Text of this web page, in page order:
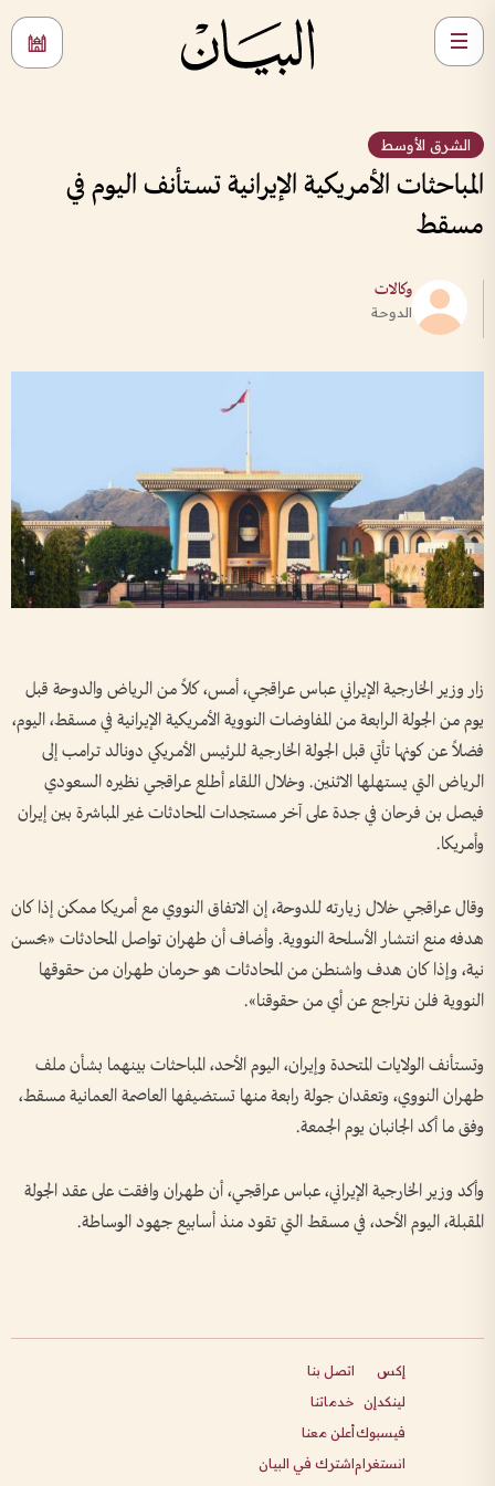
الشرق الأوسط
المباحثات الأمريكية الإيرانية تسـتأنف اليوم في
مسقط
وكالات
الدوحة
زار وزير الخارجية الإيراني عباس عراقجي، أمس، كلاً من الرياض والدوحة قبل
يوم من الجولة الرابعة من المفاوضات النووية الأمريكية الإيرانية في مسقط، اليوم،
فضلاً عن كونها تأتي قبل الجولة الخارجية للرئيس الأمريكي دونالد ترامب إلى
الرياض التي يستهلها الاثنين. وخلال اللقاء أطلع عراقجي نظيره السعودي
فيصل بن فرحان في جدة على آخر مستجدات المحادثات غير المباشرة بين إيران
وأمريكا.
وقال عراقجي خلال زيارته للدوحة، إن الاتفاق النووي مع أمريكا ممكن إذا كان
هدفه منع انتشار الأسلحة النووية. وأضاف أن طهران تواصل المحادثات «بحسن
نية، وإذا كان هدف واشنطن من المحادثات هو حرمان طهران من حقوقها
النووية فلن نتراجع عن أي من حقوقنا».
وتستأنف الولايات المتحدة وإيران، اليوم الأحد، المباحثات بينهما بشأن ملف
طهران النووي، وتعقدان جولة رابعة منها تستضيفها العاصمة العمانية مسقط،
وفق ما أكد الجانبان يوم الجمعة.
وأكد وزير الخارجية الإيراني، عباس عراقجي، أن طهران وافقت على عقد الجولة
المقبلة، اليوم الأحد، في مسقط التي تقود منذ أسابيع جهود الوساطة.
إكس
لينكدإن
فيسبوك
انستغرام
اتصل بنا
خدماتنا
أعلن معنا
اشترك في البيان